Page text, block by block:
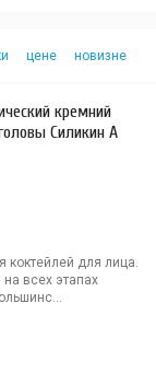
цене новизне
кремний
Силикин А
коктейлей для лица.
всех этапах